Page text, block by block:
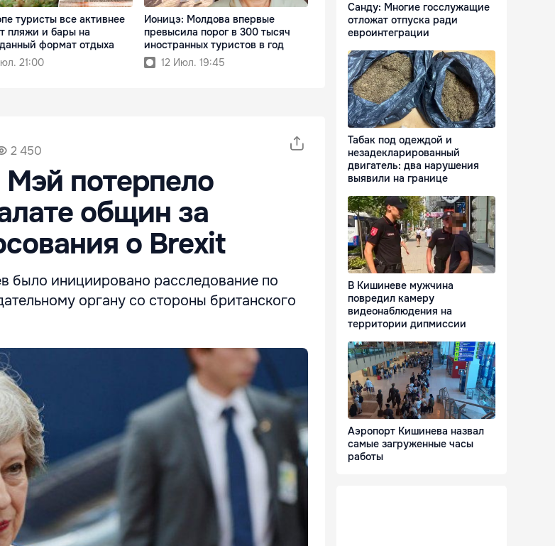
туристы все активнее
пляжи и бары на
формат отдыха
21:00
Ионицэ: Молдова впервые
превысила порог в 300 тысяч
иностранных туристов в год
12 Июл. 19:45
2 450
Мэй потерпело
общин за
о Brexit
было инициировано расследование по
органу со стороны британского
Санду: Многие госслужащие
отложат отпуска ради
евроинтеграции
Табак под одеждой и
незадекларированный
двигатель: два нарушения
выявили на границе
В Кишиневе мужчина
повредил камеру
видеонаблюдения на
территории дипмиссии
Аэропорт Кишинева назвал
самые загруженные часы
работы